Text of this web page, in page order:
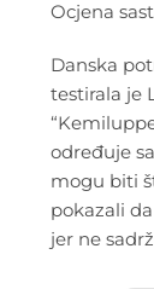
Ocjena
Danska
testirala je
određuje
mogu biti
pokazali
jer ne